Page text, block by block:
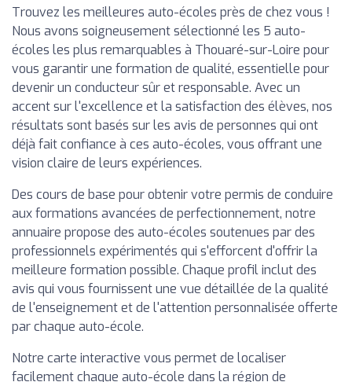
Trouvez les meilleures auto-écoles près de chez vous !
Nous avons soigneusement sélectionné les 5 auto-
écoles les plus remarquables à Thouaré-sur-Loire pour
vous garantir une formation de qualité, essentielle pour
devenir un conducteur sûr et responsable. Avec un
accent sur l'excellence et la satisfaction des élèves, nos
résultats sont basés sur les avis de personnes qui ont
déjà fait confiance à ces auto-écoles, vous offrant une
vision claire de leurs expériences.
Des cours de base pour obtenir votre permis de conduire
aux formations avancées de perfectionnement, notre
annuaire propose des auto-écoles soutenues par des
professionnels expérimentés qui s'efforcent d'offrir la
meilleure formation possible. Chaque profil inclut des
avis qui vous fournissent une vue détaillée de la qualité
de l'enseignement et de l'attention personnalisée offerte
par chaque auto-école.
Notre carte interactive vous permet de localiser
facilement chaque auto-école dans la région de